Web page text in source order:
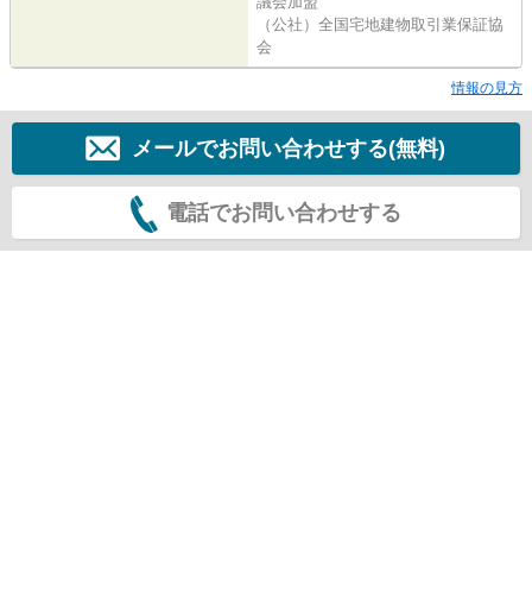
（公社）全国宅地建物取引業保証協
会
情報の見方
メールでお問い合わせする(無料)
電話でお問い合わせする